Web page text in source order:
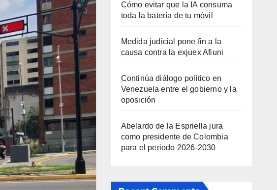
Cómo evitar que la IA consuma
toda la batería de tu móvil
Medida judicial pone fin a la
causa contra la exjuex Afiuni
Continúa diálogo político en
Venezuela entre el gobierno y la
oposición
Abelardo de la Espriella jura
como presidente de Colombia
para el periodo 2026-2030